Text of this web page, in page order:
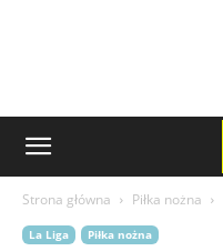
Strona główna Piłka nożna
La Liga Piłka nożna